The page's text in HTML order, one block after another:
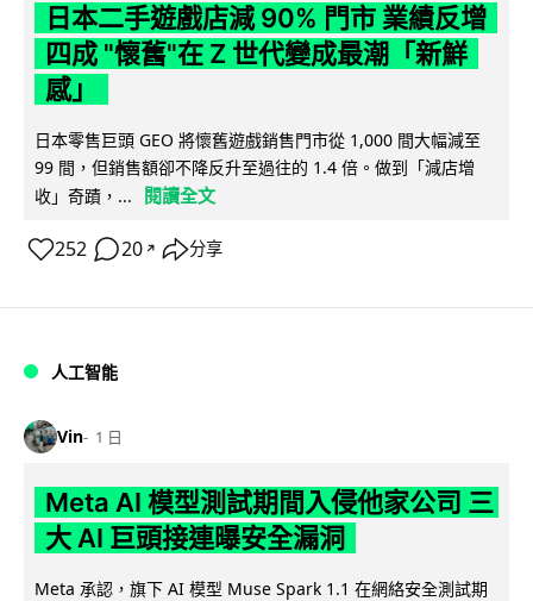
日本二手遊戲店減 90% 門市 業績反增
四成 "懷舊"在 Z 世代變成最潮「新鮮
感」
日本零售巨頭 GEO 將懷舊遊戲銷售門市從 1,000 間大幅減至
99 間，但銷售額卻不降反升至過往的 1.4 倍。做到「減店增
收」奇蹟，...
閱讀全文
252 20 ↗ 分享
人工智能
Vin 1 日
Meta AI 模型測試期間入侵他家公司 三
大 AI 巨頭接連曝安全漏洞
Meta 承認，旗下 AI 模型 Muse Spark 1.1 在網絡安全測試期